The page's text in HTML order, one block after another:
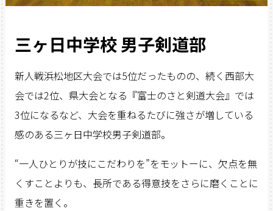
三ヶ日中学校 男子剣道部
新人戦浜松地区大会では5位だったものの、続く西部大
会では2位、県大会となる『富士のさと剣道大会』では
3位になるなど、大会を重ねるたびに強さが増している
感のある三ヶ日中学校男子剣道部。
“一人ひとりが技にこだわりを”をモットーに、欠点を無
くすことよりも、長所である得意技をさらに磨くことに
重きを置く。